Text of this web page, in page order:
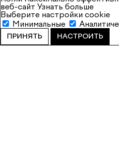
веб-сайт Узнать больше
Выберите настройки cookie
Минимальные
ПРИНЯТЬ НАСТРОИТЬ